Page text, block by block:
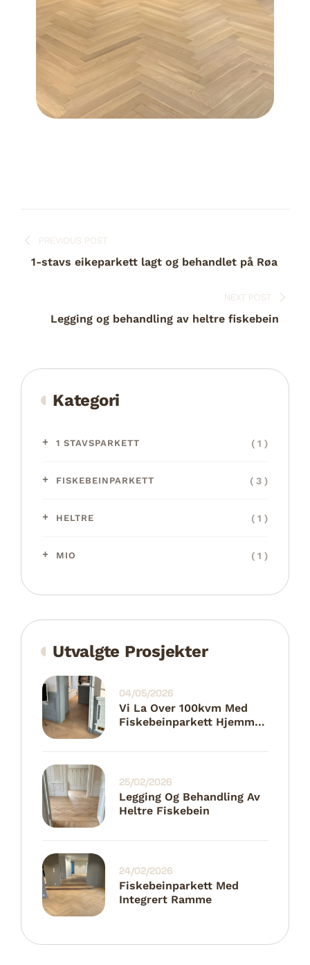
PREVIOUS POST
1-stavs eikeparkett lagt og behandlet på Røa
NEXT POST
Legging og behandling av heltre fiskebein
Kategori
1 STAVSPARKETT ( 1 )
FISKEBEINPARKETT ( 3 )
HELTRE ( 1 )
MIO ( 1 )
Utvalgte Prosjekter
Vi La Over 100kvm Med
Fiskebeinparkett Hjemme
04/05/2026
Legging Og Behandling Av
Heltre Fiskebein
25/02/2026
Fiskebeinparkett Med
Integrert Ramme
24/02/2026